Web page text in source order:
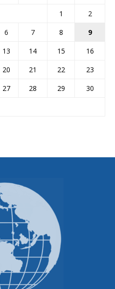
1
2
6 7 8
9
13 14 15
16
20 21 22
23
27 28 29
30